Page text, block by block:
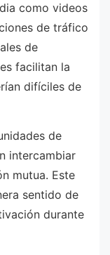
como videos
de tráfico
de
facilitan la
difíciles de
de
intercambiar
mutua. Este
sentido de
durante